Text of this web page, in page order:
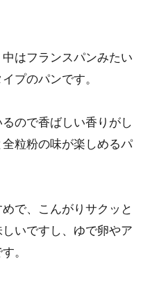
はフランスパンみたい
プのパンです。
ので香ばしい香りがし
粒粉の味が楽しめるパ
で、こんがりサクッと
いですし、ゆで卵やア
。